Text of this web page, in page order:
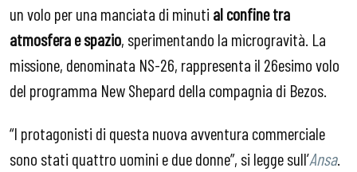
un volo per una manciata di minuti al confine tra
atmosfera e spazio, sperimentando la microgravità. La
missione, denominata NS-26, rappresenta il 26esimo volo
del programma New Shepard della compagnia di Bezos.
“I protagonisti di questa nuova avventura commerciale
sono stati quattro uomini e due donne”, si legge sull’Ansa.